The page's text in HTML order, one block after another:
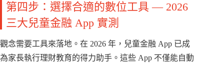
第四步：選擇合適的數位工具 — 2026
三大兒童金融 App 實測
觀念需要工具來落地。在 2026 年，兒童金融 App 已成
為家長執行理財教育的得力助手。這些 App 不僅能自動